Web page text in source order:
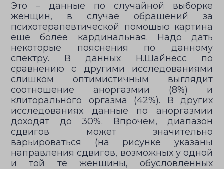
Это – данные по случайной выборке
женщин, в случае обращений за
психотерапевтической помощью картина
еще более кардинальная. Надо дать
некоторые пояснения по данному
спектру. В данных Н.Шайнесс по
сравнению с другими исследованиями
слишком оптимистичным выглядит
соотношение аноргазмии (8%) и
клиторального оргазма (42%). В других
исследованиях данные по аноргазмии
доходят до 30%. Впрочем, диапазон
сдвигов может значительно
варьироваться (на рисунке указаны
направления сдвигов, возможных у одной
и той те женщины, обусловленных